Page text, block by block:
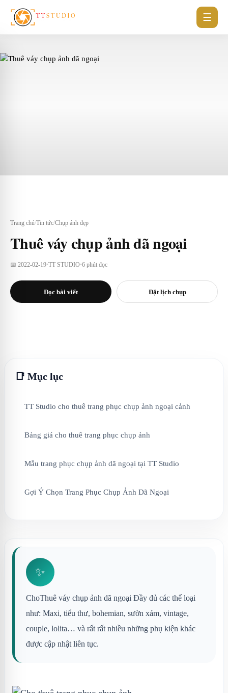
☰
Trang chủ/Tin tức/Chụp ảnh đẹp
Thuê váy chụp ảnh dã ngoại
📅 2022-02-19•TT STUDIO•6 phút đọc
Đọc bài viết Đặt lịch chụp
📑 Mục lục
TT Studio cho thuê trang phục chụp ảnh ngoại cảnh
Bảng giá cho thuê trang phục chụp ảnh
Mẫu trang phục chụp ảnh dã ngoại tại TT Studio
Gợi Ý Chọn Trang Phục Chụp Ảnh Dã Ngoại
✨
ChoThuê váy chụp ảnh dã ngoại Đầy đủ các thể loại
như: Maxi, tiểu thư, bohemian, sườn xám, vintage,
couple, lolita… và rất rất nhiều những phụ kiện khác
được cập nhật liên tục.